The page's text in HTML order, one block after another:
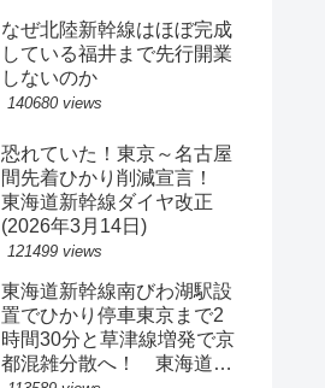
なぜ北陸新幹線はほぼ完成
している福井まで先行開業
しないのか
140680 views
恐れていた！東京～名古屋
間先着ひかり削減宣言！
東海道新幹線ダイヤ改正
(2026年3月14日)
121499 views
東海道新幹線南びわ湖駅設
置でひかり停車東京まで2
時間30分と草津線増発で京
都混雑分散へ！ 東海道新